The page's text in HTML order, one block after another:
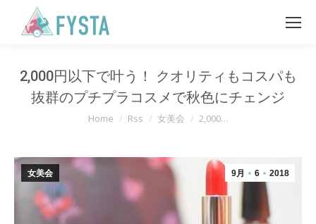
2,000円以下で叶う！ クオリティもコスパも
抜群のプチプラコスメで秋色にチェンジ
You are here:
Home Rss 女美会 2,000…
9月 6 2018
女美会